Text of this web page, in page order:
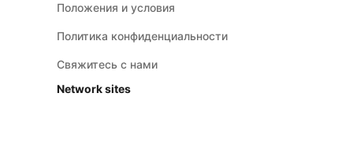
Положения и условия
Политика конфиденциальности
Свяжитесь с нами
Network sites